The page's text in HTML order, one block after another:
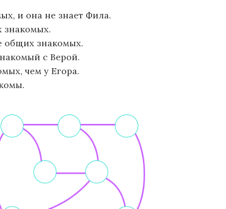
и она не знает Фила.
знакомых.
общих знакомых.
с Верой.
чем у Егора.